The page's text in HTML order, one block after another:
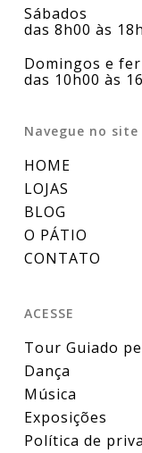
Sábados
das 8h00 às
Domingos e
das 10h00 às
Navegue no site
HOME
LOJAS
BLOG
O PÁTIO
CONTATO
ACESSE
Tour Guiado
Dança
Música
Exposições
Política de